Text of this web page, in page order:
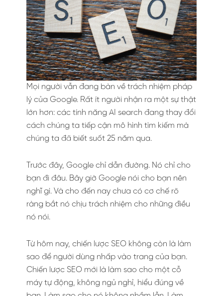
Mọi người vẫn đang bàn về trách nhiệm pháp
lý của Google. Rất ít người nhận ra một sự thật
lớn hơn: các tính năng AI search đang thay đổi
cách chúng ta tiếp cận mô hình tìm kiếm mà
chúng ta đã biết suốt 25 năm qua.
Trước đây, Google chỉ dẫn đường. Nó chỉ cho
bạn đi đâu. Bây giờ Google nói cho bạn nên
nghĩ gì. Và cho đến nay chưa có cơ chế rõ
ràng bắt nó chịu trách nhiệm cho những điều
nó nói.
Từ hôm nay, chiến lược SEO không còn là làm
sao để người dùng nhấp vào trang của bạn.
Chiến lược SEO mới là làm sao cho một cỗ
máy tự động, không ngủ nghỉ, hiểu đúng về